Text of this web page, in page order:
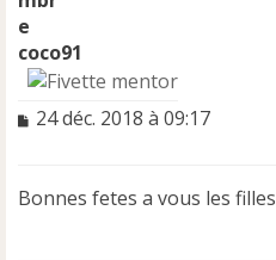
coco91
M
a
24 déc. 2018 à 09:17
Bonnes fetes a vous les filles